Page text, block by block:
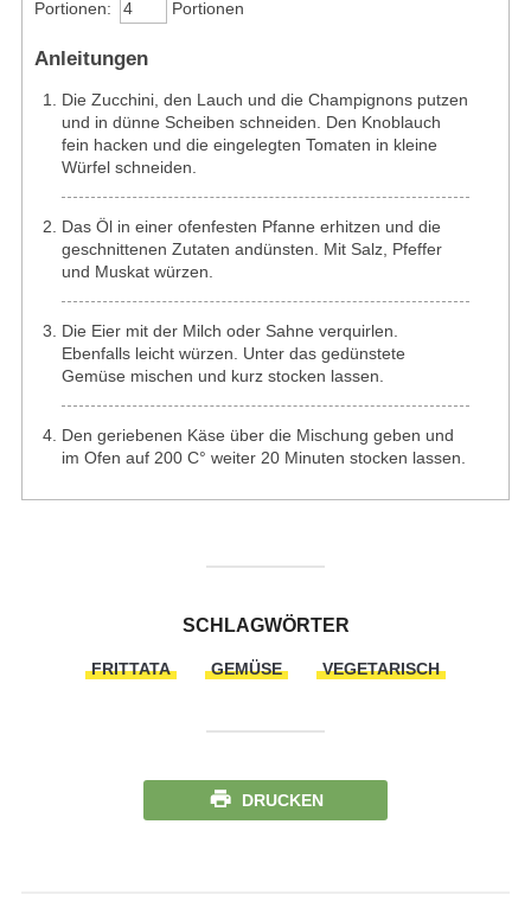
Portionen: Portionen
Anleitungen
Die Zucchini, den Lauch und die Champignons putzen
und in dünne Scheiben schneiden. Den Knoblauch
fein hacken und die eingelegten Tomaten in kleine
Würfel schneiden.
Das Öl in einer ofenfesten Pfanne erhitzen und die
geschnittenen Zutaten andünsten. Mit Salz, Pfeffer
und Muskat würzen.
Die Eier mit der Milch oder Sahne verquirlen.
Ebenfalls leicht würzen. Unter das gedünstete
Gemüse mischen und kurz stocken lassen.
Den geriebenen Käse über die Mischung geben und
im Ofen auf 200 C° weiter 20 Minuten stocken lassen.
SCHLAGWÖRTER
FRITTATA GEMÜSE VEGETARISCH
DRUCKEN